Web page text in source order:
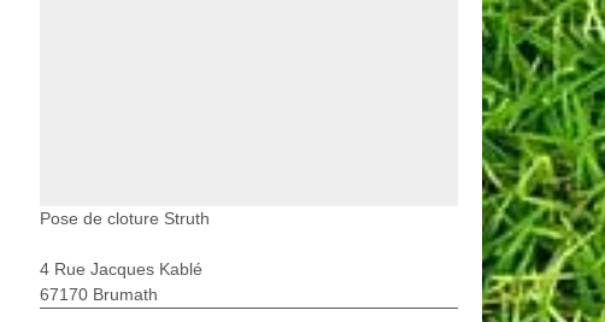
Pose de cloture Struth
4 Rue Jacques Kablé
67170 Brumath